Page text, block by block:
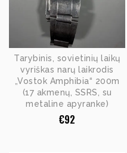
Tarybinis, sovietinių laikų
vyriškas narų laikrodis
„Vostok Amphibia“ 200m
(17 akmenų, SSRS, su
metaline apyranke)
€92